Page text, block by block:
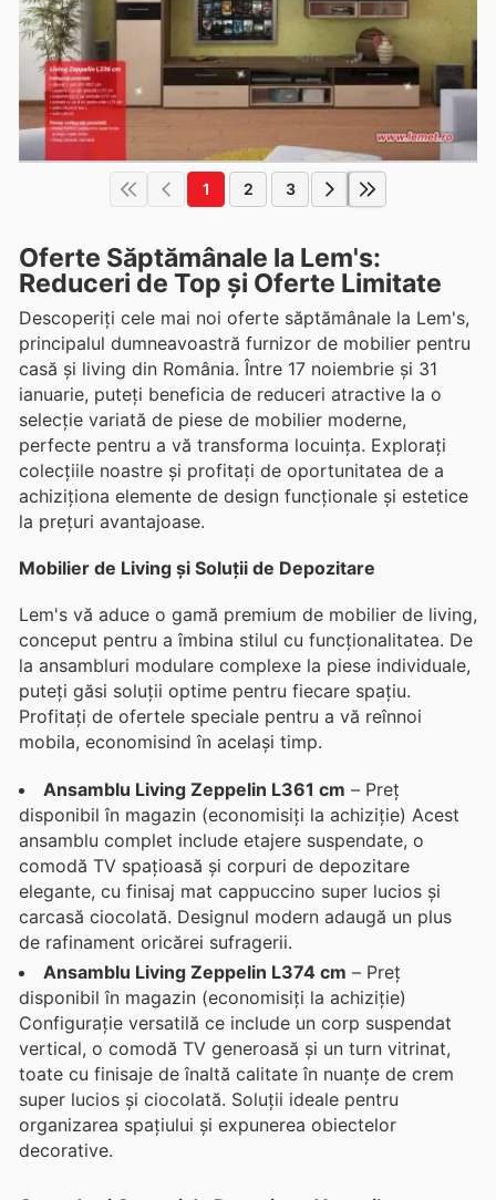
1 2 3
Oferte Săptămânale la Lem's:
Reduceri de Top și Oferte Limitate
Descoperiți cele mai noi oferte săptămânale la Lem's,
principalul dumneavoastră furnizor de mobilier pentru
casă și living din România. Între 17 noiembrie și 31
ianuarie, puteți beneficia de reduceri atractive la o
selecție variată de piese de mobilier moderne,
perfecte pentru a vă transforma locuința. Explorați
colecțiile noastre și profitați de oportunitatea de a
achiziționa elemente de design funcționale și estetice
la prețuri avantajoase.
Mobilier de Living și Soluții de Depozitare
Lem's vă aduce o gamă premium de mobilier de living,
conceput pentru a îmbina stilul cu funcționalitatea. De
la ansambluri modulare complexe la piese individuale,
puteți găsi soluții optime pentru fiecare spațiu.
Profitați de ofertele speciale pentru a vă reînnoi
mobila, economisind în același timp.
Ansamblu Living Zeppelin L361 cm – Preț
disponibil în magazin (economisiți la achiziție) Acest
ansamblu complet include etajere suspendate, o
comodă TV spațioasă și corpuri de depozitare
elegante, cu finisaj mat cappuccino super lucios și
carcasă ciocolată. Designul modern adaugă un plus
de rafinament oricărei sufragerii.
Ansamblu Living Zeppelin L374 cm – Preț
disponibil în magazin (economisiți la achiziție)
Configurație versatilă ce include un corp suspendat
vertical, o comodă TV generoasă și un turn vitrinat,
toate cu finisaje de înaltă calitate în nuanțe de crem
super lucios și ciocolată. Soluții ideale pentru
organizarea spațiului și expunerea obiectelor
decorative.